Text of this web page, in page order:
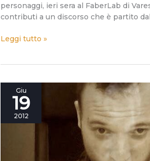
personaggi, ieri sera al FaberLab di
contributi a un discorso che è partito
Leggi tutto »
Giu
19
2012
volte,
più